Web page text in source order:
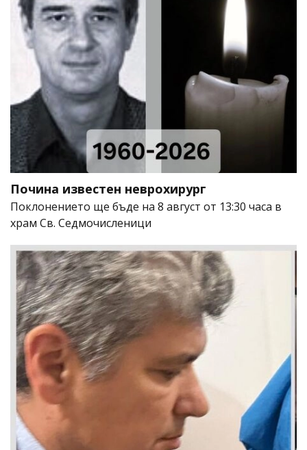
Почина известен неврохирург
Поклонението ще бъде на 8 август от 13:30 часа в
храм Св. Седмочисленици